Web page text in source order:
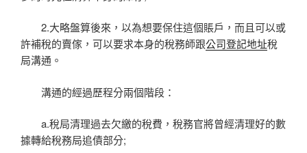
2.大略盤算後來，以為想要保住這個賬戶，而且可以或
許補稅的賣傢，可以要求本身的稅務師跟公司登記地址稅
局溝通。
溝通的經過歷程分兩個階段：
a.稅局清理過去欠繳的稅費，稅務官將曾經清理好的數
據轉給稅務局追債部分;